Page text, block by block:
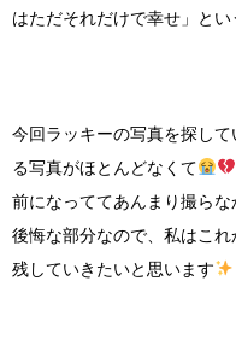
はただそれだけで幸せ」と
今回ラッキーの写真を探し
る写真がほとんどなくて
前になっててあんまり撮ら
後悔な部分なので、私はこ
残していきたいと思います